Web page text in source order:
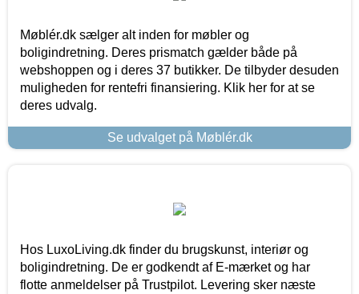
Møblér.dk sælger alt inden for møbler og
boligindretning. Deres prismatch gælder både på
webshoppen og i deres 37 butikker. De tilbyder desuden
muligheden for rentefri finansiering. Klik her for at se
deres udvalg.
Se udvalget på Møblér.dk
Hos LuxoLiving.dk finder du brugskunst, interiør og
boligindretning. De er godkendt af E-mærket og har
flotte anmeldelser på Trustpilot. Levering sker næste